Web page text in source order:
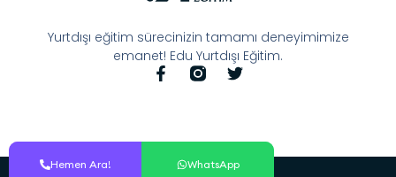
Hemen Ara! WhatsApp
Hemen Ara! WhatsApp
Yurtdışı eğitim sürecinizin tamamı deneyimimize
emanet! Edu Yurtdışı Eğitim.